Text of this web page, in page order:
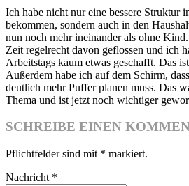
Ich habe nicht nur eine bessere Struktur
bekommen, sondern auch in den
nun noch mehr ineinander als ohne
Zeit regelrecht davon geflossen und ich
Arbeitstags kaum etwas geschafft. Das
Außerdem habe ich auf dem Schirm,
deutlich mehr Puffer planen muss. Das
Thema und ist jetzt noch wichtiger
SCHREIBE EINEN
Pflichtfelder sind mit * markiert.
Nachricht *